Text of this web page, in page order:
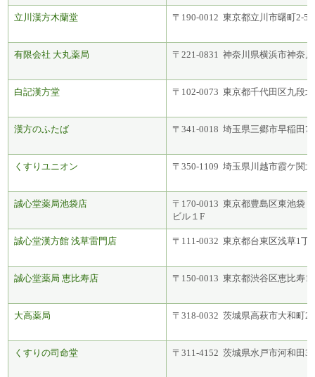
立川漢方木蘭堂 〒190-0012 東京都立川市曙町2-
有限会社 大丸薬局 〒221-0831 神奈川県横浜市神奈
白記漢方堂 〒102-0073 東京都千代田区九段
漢方のふたば 〒341-0018 埼玉県三郷市早稲田
くすりユニオン 〒350-1109 埼玉県川越市霞ケ関
誠心堂薬局池袋店
〒170-0013 東京都豊島区東池袋
ビル１F
誠心堂漢方館 浅草雷門店 〒111-0032 東京都台東区浅草1丁
誠心堂薬局 恵比寿店 〒150-0013 東京都渋谷区恵比寿1
大高薬局 〒318-0032 茨城県高萩市大和町2-
くすりの司命堂 〒311-4152 茨城県水戸市河和田3-